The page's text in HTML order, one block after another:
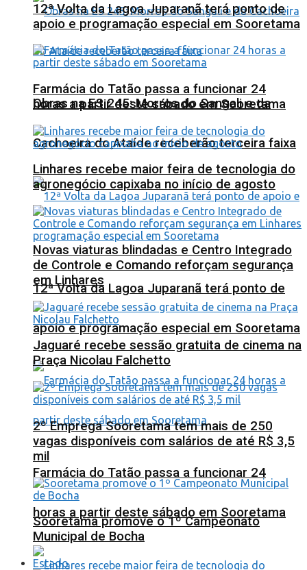
Obras na ES 245: Morros do Sangali e da
Cachoeira do Ataíde receberão terceira faixa
12ª Volta da Lagoa Juparanã terá ponto de
apoio e programação especial em Sooretama
Farmácia do Tatão passa a funcionar 24
horas a partir deste sábado em Sooretama
12ª Volta da Lagoa Juparanã terá ponto de
apoio e programação especial em Sooretama
Farmácia do Tatão passa a funcionar 24
horas a partir deste sábado em Sooretama
Linhares recebe maior feira de tecnologia do
agronegócio capixaba no início de agosto
Novas viaturas blindadas e Centro Integrado
de Controle e Comando reforçam segurança
em Linhares
Jaguaré recebe sessão gratuita de cinema na
Praça Nicolau Falchetto
2º Emprega Sooretama tem mais de 250
vagas disponíveis com salários de até R$ 3,5
mil
Sooretama promove o 1º Campeonato
Municipal de Bocha
Estado